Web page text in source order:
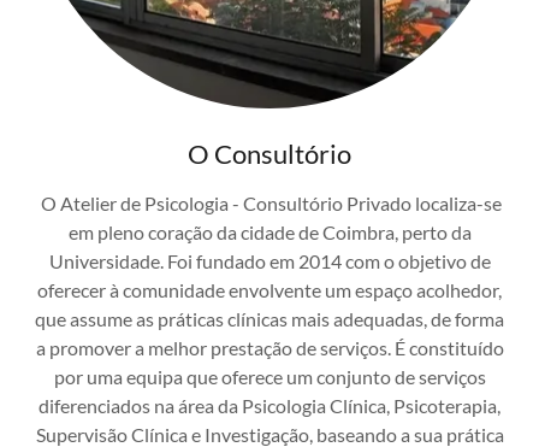
O Consultório
O Atelier de Psicologia - Consultório Privado localiza-se
em pleno coração da cidade de Coimbra, perto da
Universidade. Foi fundado em 2014 com o objetivo de
oferecer à comunidade envolvente um espaço acolhedor,
que assume as práticas clínicas mais adequadas, de forma
a promover a melhor prestação de serviços. É constituído
por uma equipa que oferece um conjunto de serviços
diferenciados na área da Psicologia Clínica, Psicoterapia,
Supervisão Clínica e Investigação, baseando a sua prática